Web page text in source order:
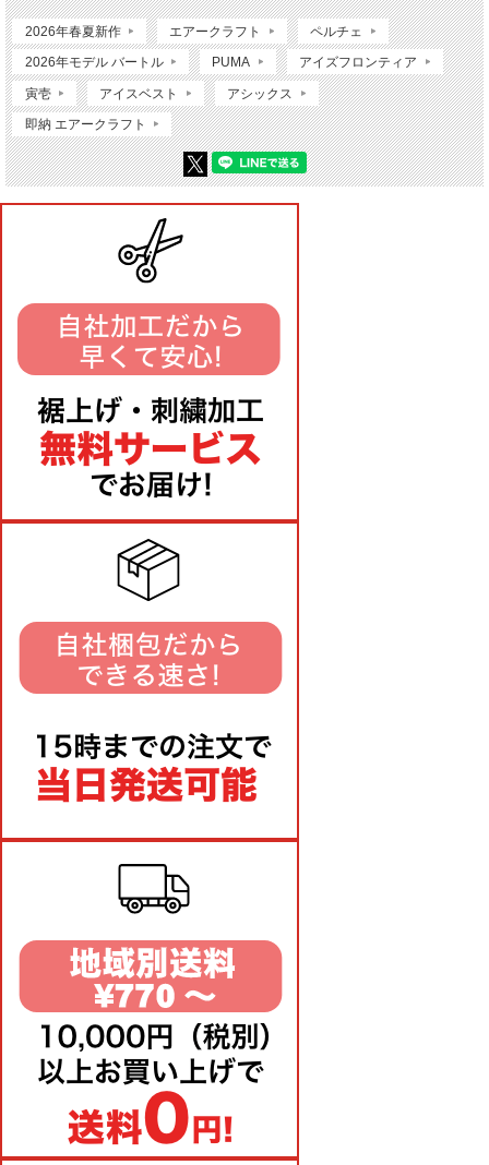
2026年春夏新作 エアークラフト ペルチェ
2026年モデル バートル PUMA アイズフロンティア
寅壱 アイスベスト アシックス
即納 エアークラフト